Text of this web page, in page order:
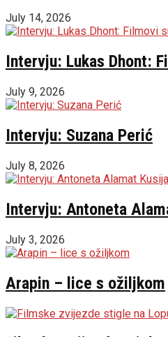
July 14, 2026
Intervju: Lukas Dhont:
July 9, 2026
Intervju: Suzana Perić
July 8, 2026
Intervju: Antoneta
July 3, 2026
Arapin – lice s ožiljkom